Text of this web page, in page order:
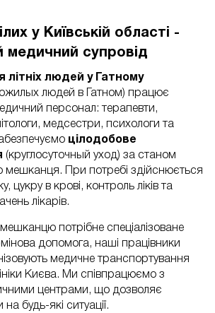
у Київській області -
медичний супровід
літніх людей у Гатному
людей в Гатном) працює
персонал: терапевти,
медсестри, психологи та
цілодобове
(круглосуточный уход) за станом
мешканця. При потребі здійснюється
цукру в крові, контроль ліків та
лікарів.
потрібне спеціалізоване
допомога, наші працівники
медичне транспортування
Києва. Ми співпрацюємо з
центрами, що дозволяє
будь-які ситуації.